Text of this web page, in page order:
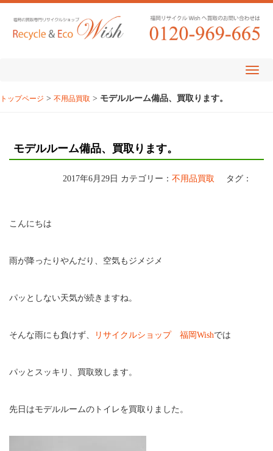
トップページ > 不用品買取 > モデルルーム備品、買取ります。
モデルルーム備品、買取ります。
2017年6月29日 カテゴリー： 不用品買取 タグ：
こんにちは
雨が降ったりやんだり、空気もジメジメ
パッとしない天気が続きますね。
そんな雨にも負けず、 リサイクルショップ 福岡Wishでは
パッとスッキリ、買取致します。
先日はモデルルームのトイレを買取りました。